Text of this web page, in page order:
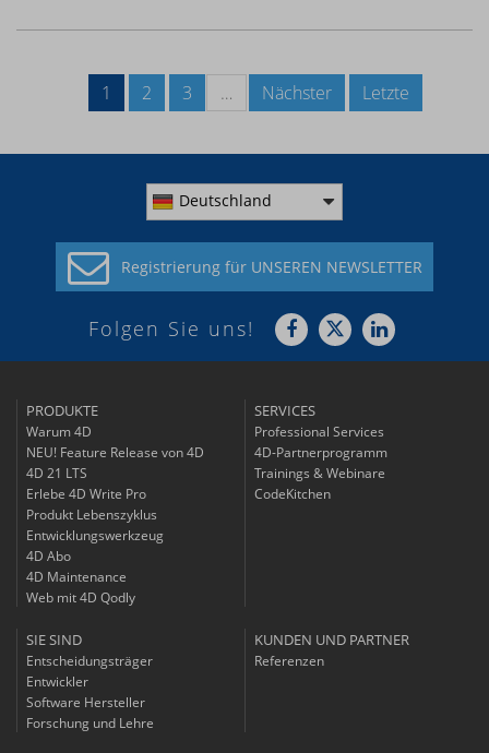
1 2 3 … Nächster Letzte
Deutschland
Registrierung für UNSEREN NEWSLETTER
Folgen Sie uns!
PRODUKTE
Warum 4D
NEU! Feature Release von 4D
4D 21 LTS
Erlebe 4D Write Pro
Produkt Lebenszyklus
Entwicklungswerkzeug
4D Abo
4D Maintenance
Web mit 4D Qodly
SERVICES
Professional Services
4D-Partnerprogramm
Trainings & Webinare
CodeKitchen
SIE SIND
Entscheidungsträger
Entwickler
Software Hersteller
Forschung und Lehre
KUNDEN UND PARTNER
Referenzen